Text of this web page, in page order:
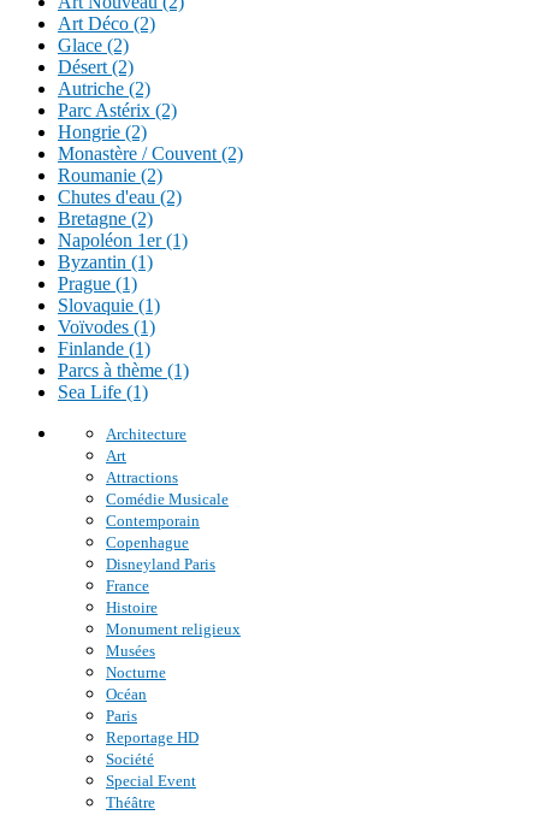
Art Déco (2)
Glace (2)
Désert (2)
Autriche (2)
Parc Astérix (2)
Hongrie (2)
Monastère / Couvent (2)
Roumanie (2)
Chutes d'eau (2)
Bretagne (2)
Napoléon 1er (1)
Byzantin (1)
Prague (1)
Slovaquie (1)
Voïvodes (1)
Finlande (1)
Parcs à thème (1)
Sea Life (1)
Architecture
Art
Attractions
Comédie Musicale
Contemporain
Copenhague
Disneyland Paris
France
Histoire
Monument religieux
Musées
Nocturne
Océan
Paris
Reportage HD
Société
Special Event
Théâtre